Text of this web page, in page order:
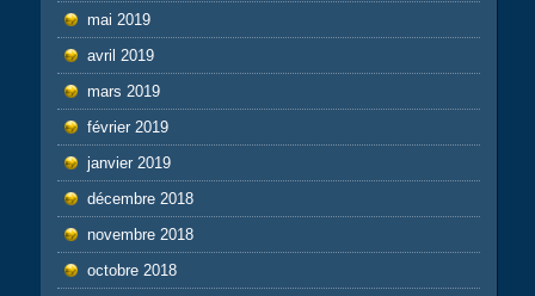
mai 2019
avril 2019
mars 2019
février 2019
janvier 2019
décembre 2018
novembre 2018
octobre 2018